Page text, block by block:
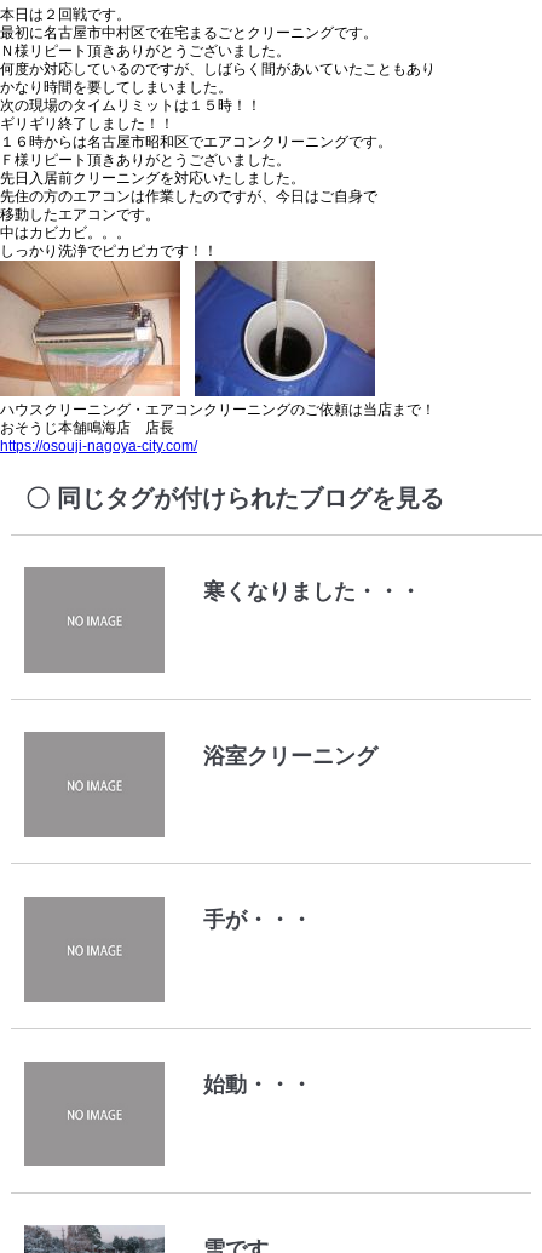
本日は２回戦です。
最初に名古屋市中村区で在宅まるごとクリーニングです。
Ｎ様リピート頂きありがとうございました。
何度か対応しているのですが、しばらく間があいていたこともあり
かなり時間を要してしまいました。
次の現場のタイムリミットは１５時！！
ギリギリ終了しました！！
１６時からは名古屋市昭和区でエアコンクリーニングです。
Ｆ様リピート頂きありがとうございました。
先日入居前クリーニングを対応いたしました。
先住の方のエアコンは作業したのですが、今日はご自身で
移動したエアコンです。
中はカビカビ。。。
しっかり洗浄でピカピカです！！
ハウスクリーニング・エアコンクリーニングのご依頼は当店まで！
おそうじ本舗鳴海店 店長
https://osouji-nagoya-city.com/
同じタグが付けられたブログを見る
寒くなりました・・・
浴室クリーニング
手が・・・
始動・・・